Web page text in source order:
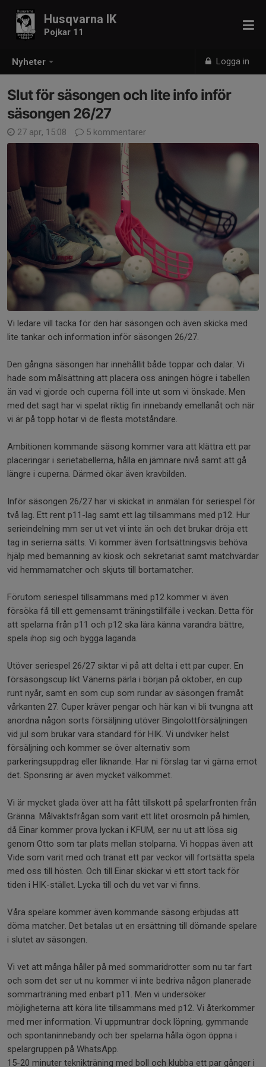
Nyheter Logga in
Husqvarna IK
Pojkar 11
Slut för säsongen och lite info inför
säsongen 26/27
27 apr, 15:08 5 kommentarer
Vi ledare vill tacka för den här säsongen och även skicka med
lite tankar och information inför säsongen 26/27.
Den gångna säsongen har innehållit både toppar och dalar. Vi
hade som målsättning att placera oss aningen högre i tabellen
än vad vi gjorde och cuperna föll inte ut som vi önskade. Men
med det sagt har vi spelat riktig fin innebandy emellanåt och när
vi är på topp hotar vi de flesta motståndare.
Ambitionen kommande säsong kommer vara att klättra ett par
placeringar i serietabellerna, hålla en jämnare nivå samt att gå
längre i cuperna. Därmed ökar även kravbilden.
Inför säsongen 26/27 har vi skickat in anmälan för seriespel för
två lag. Ett rent p11-lag samt ett lag tillsammans med p12. Hur
serieindelning mm ser ut vet vi inte än och det brukar dröja ett
tag in serierna sätts. Vi kommer även fortsättningsvis behöva
hjälp med bemanning av kiosk och sekretariat samt matchvärdar
vid hemmamatcher och skjuts till bortamatcher.
Förutom seriespel tillsammans med p12 kommer vi även
försöka få till ett gemensamt träningstillfälle i veckan. Detta för
att spelarna från p11 och p12 ska lära känna varandra bättre,
spela ihop sig och bygga laganda.
Utöver seriespel 26/27 siktar vi på att delta i ett par cuper. En
försäsongscup likt Vänerns pärla i början på oktober, en cup
runt nyår, samt en som cup som rundar av säsongen framåt
vårkanten 27. Cuper kräver pengar och här kan vi bli tvungna att
anordna någon sorts försäljning utöver Bingolottförsäljningen
vid jul som brukar vara standard för HIK. Vi undviker helst
försäljning och kommer se över alternativ som
parkeringsuppdrag eller liknande. Har ni förslag tar vi gärna emot
det. Sponsring är även mycket välkommet.
Vi är mycket glada över att ha fått tillskott på spelarfronten från
Gränna. Målvaktsfrågan som varit ett litet orosmoln på himlen,
då Einar kommer prova lyckan i KFUM, ser nu ut att lösa sig
genom Otto som tar plats mellan stolparna. Vi hoppas även att
Vide som varit med och tränat ett par veckor vill fortsätta spela
med oss till hösten. Och till Einar skickar vi ett stort tack för
tiden i HIK-stället. Lycka till och du vet var vi finns.
Våra spelare kommer även kommande säsong erbjudas att
döma matcher. Det betalas ut en ersättning till dömande spelare
i slutet av säsongen.
Vi vet att många håller på med sommaridrotter som nu tar fart
och som det ser ut nu kommer vi inte bedriva någon planerade
sommarträning med enbart p11. Men vi undersöker
möjligheterna att köra lite tillsammans med p12. Vi återkommer
med mer information. Vi uppmuntrar dock löpning, gymmande
och spontaninnebandy och ber spelarna hålla ögon öppna i
spelargruppen på WhatsApp.
15-20 minuter teknikträning med boll och klubba ett par gånger i